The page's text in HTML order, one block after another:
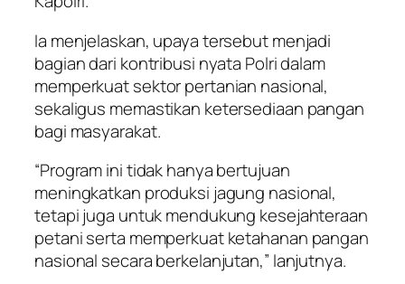
Ia menjelaskan, upaya tersebut menjadi
bagian dari kontribusi nyata Polri dalam
memperkuat sektor pertanian nasional,
sekaligus memastikan ketersediaan pangan
bagi masyarakat.
“Program ini tidak hanya bertujuan
meningkatkan produksi jagung nasional,
tetapi juga untuk mendukung kesejahteraan
petani serta memperkuat ketahanan pangan
nasional secara berkelanjutan,” lanjutnya.